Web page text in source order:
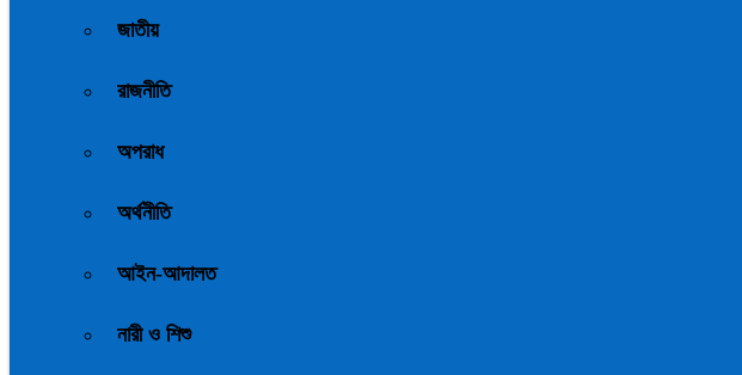
জাতীয়
রাজনীতি
অপরাধ
অর্থনীতি
আইন-আদালত
নারী ও শিশু